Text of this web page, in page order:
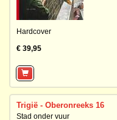
Hardcover
€ 39,95
Trigië - Oberonreeks 16
Stad onder vuur